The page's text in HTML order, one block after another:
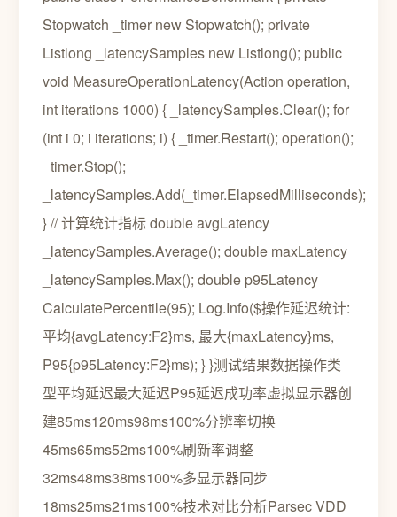
Stopwatch _timer new Stopwatch(); private
Listlong _latencySamples new Listlong(); public
void MeasureOperationLatency(Action operation,
int iterations 1000) { _latencySamples.Clear(); for
(int i 0; i iterations; i) { _timer.Restart(); operation();
_timer.Stop();
_latencySamples.Add(_timer.ElapsedMilliseconds);
} // 计算统计指标 double avgLatency
_latencySamples.Average(); double maxLatency
_latencySamples.Max(); double p95Latency
CalculatePercentile(95); Log.Info($操作延迟统计:
平均{avgLatency:F2}ms, 最大{maxLatency}ms,
P95{p95Latency:F2}ms); } }测试结果数据操作类
型平均延迟最大延迟P95延迟成功率虚拟显示器创
建85ms120ms98ms100%分辨率切换
45ms65ms52ms100%刷新率调整
32ms48ms38ms100%多显示器同步
18ms25ms21ms100%技术对比分析Parsec VDD